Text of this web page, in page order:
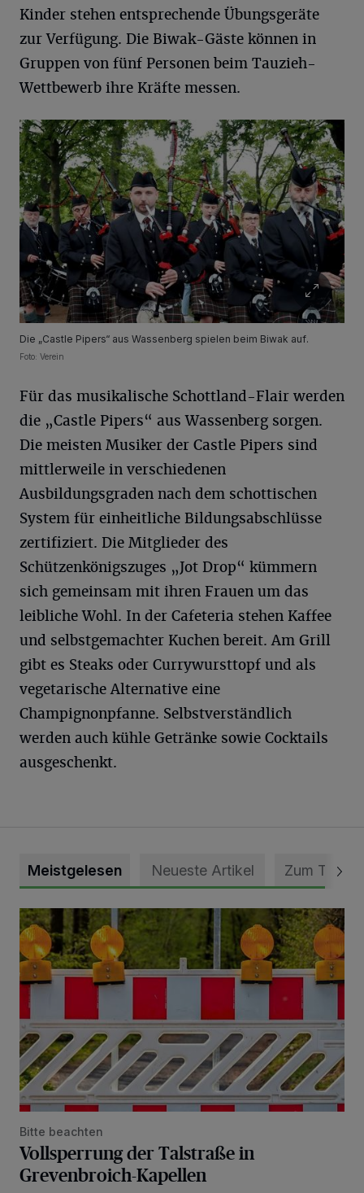
Kinder stehen entsprechende Übungsgeräte
zur Verfügung. Die Biwak-Gäste können in
Gruppen von fünf Personen beim Tauzieh-
Wettbewerb ihre Kräfte messen.
Die „Castle Pipers“ aus Wassenberg spielen beim Biwak auf.
Foto: Verein
Für das musikalische Schottland-Flair werden
die „Castle Pipers“ aus Wassenberg sorgen.
Die meisten Musiker der Castle Pipers sind
mittlerweile in verschiedenen
Ausbildungsgraden nach dem schottischen
System für einheitliche Bildungsabschlüsse
zertifiziert. Die Mitglieder des
Schützenkönigszuges „Jot Drop“ kümmern
sich gemeinsam mit ihren Frauen um das
leibliche Wohl. In der Cafeteria stehen Kaffee
und selbstgemachter Kuchen bereit. Am Grill
gibt es Steaks oder Currywursttopf und als
vegetarische Alternative eine
Champignonpfanne. Selbstverständlich
werden auch kühle Getränke sowie Cocktails
ausgeschenkt.
Meistgelesen Neueste Artikel Zum Thema
Vollsperrung der Talstraße in Grevenbroich-Kapellen
Bitte beachten
Vollsperrung der Talstraße in
Grevenbroich-Kapellen